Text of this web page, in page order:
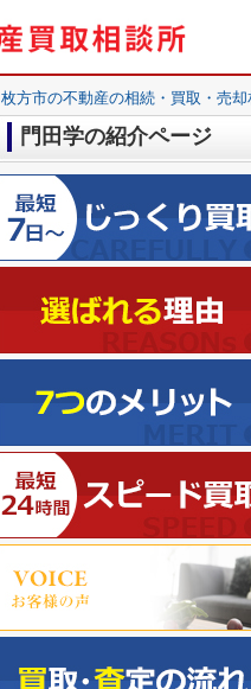
枚方市の不動産の相続・買取・売
門田学の紹介ページ